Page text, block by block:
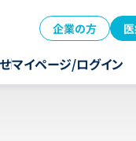
企業の方
マイページ/ログイン